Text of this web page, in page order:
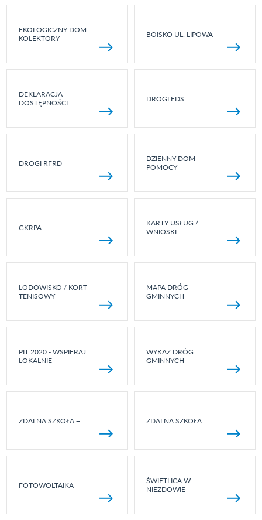
EKOLOGICZNY DOM -
KOLEKTORY
BOISKO UL. LIPOWA
DEKLARACJA
DOSTĘPNOŚCI
DROGI FDS
DROGI RFRD
DZIENNY DOM
POMOCY
GKRPA
KARTY USŁUG /
WNIOSKI
LODOWISKO / KORT
TENISOWY
MAPA DRÓG
GMINNYCH
PIT 2020 - WSPIERAJ
LOKALNIE
WYKAZ DRÓG
GMINNYCH
ZDALNA SZKOŁA + ZDALNA SZKOŁA
FOTOWOLTAIKA
ŚWIETLICA W
NIEZDOWIE